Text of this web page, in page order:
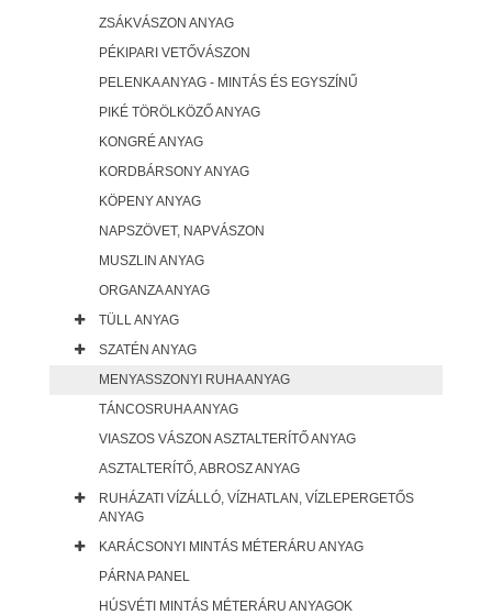
ZSÁKVÁSZON ANYAG
PÉKIPARI VETŐVÁSZON
PELENKA ANYAG - MINTÁS ÉS EGYSZÍNŰ
PIKÉ TÖRÖLKÖZŐ ANYAG
KONGRÉ ANYAG
KORDBÁRSONY ANYAG
KÖPENY ANYAG
NAPSZÖVET, NAPVÁSZON
MUSZLIN ANYAG
ORGANZA ANYAG
TÜLL ANYAG
SZATÉN ANYAG
MENYASSZONYI RUHA ANYAG
TÁNCOSRUHA ANYAG
VIASZOS VÁSZON ASZTALTERÍTŐ ANYAG
ASZTALTERÍTŐ, ABROSZ ANYAG
RUHÁZATI VÍZÁLLÓ, VÍZHATLAN, VÍZLEPERGETŐS
ANYAG
KARÁCSONYI MINTÁS MÉTERÁRU ANYAG
PÁRNA PANEL
HÚSVÉTI MINTÁS MÉTERÁRU ANYAGOK